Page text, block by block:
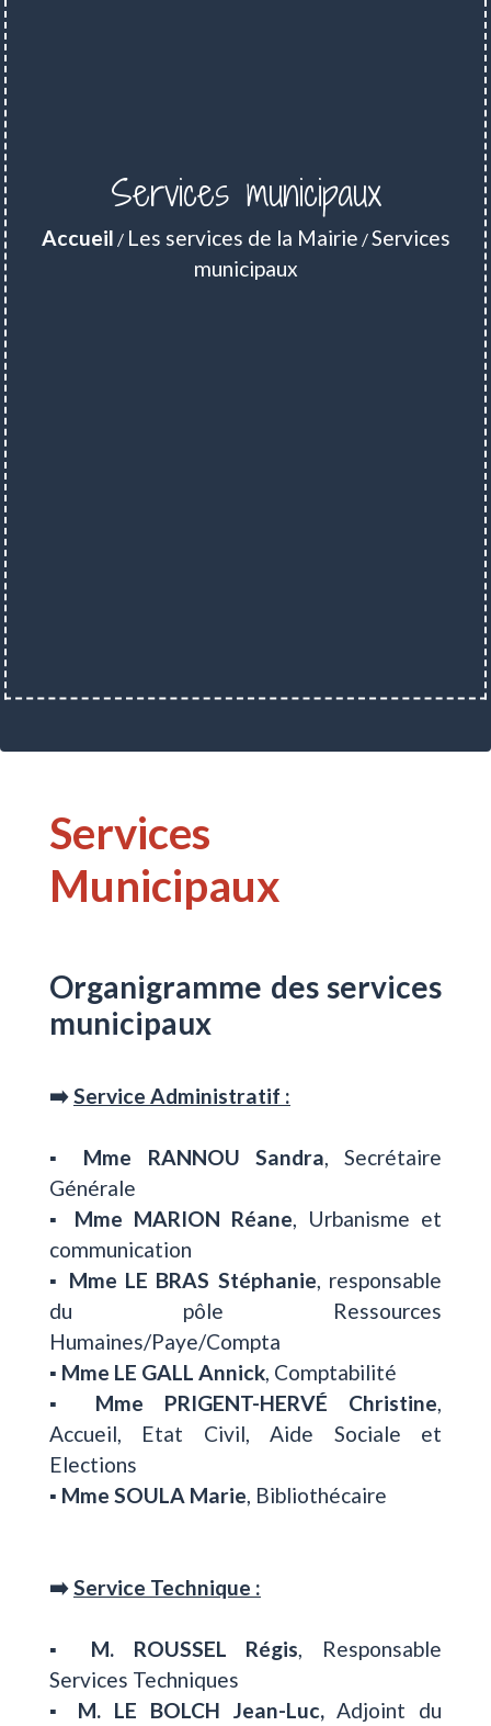
Services municipaux
Accueil / Les services de la Mairie /Services
municipaux
Services
Municipaux
Organigramme des services
municipaux
➡️ Service Administratif :
▪️ Mme RANNOU Sandra , Secrétaire
Générale
▪️ Mme MARION Réane , Urbanisme et
communication
▪️ Mme LE BRAS Stéphanie , responsable
du pôle Ressources
Humaines/Paye/Compta
▪️ Mme LE GALL Annick , Comptabilité
▪️ Mme PRIGENT-HERVÉ Christine
Accueil, Etat Civil, Aide Sociale et
Elections
▪️ Mme SOULA Marie , Bibliothécaire
➡️ Service Technique :
▪️ M. ROUSSEL Régis , Responsable
Services Techniques
▪️ M. LE BOLCH Jean-Luc, Adjoint du